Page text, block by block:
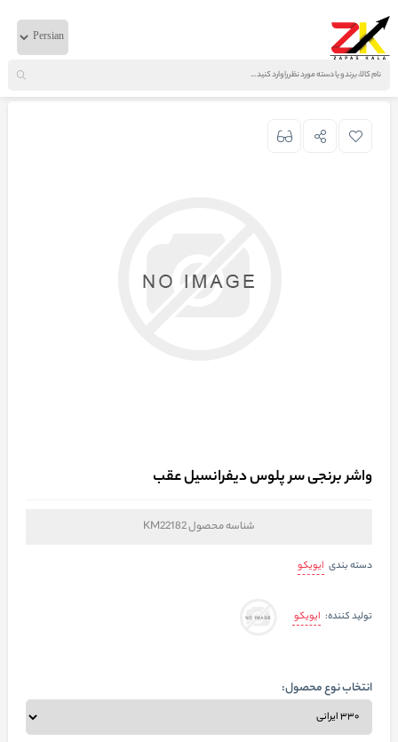
خانه لوازم دیفرانسیل ایویکو
واشر برنجی سر پلوس دیفرانسیل عقب
شناسه محصولKM22182
دسته بندی ایویکو
تولید کننده: ایویکو
انتخاب نوع محصول: